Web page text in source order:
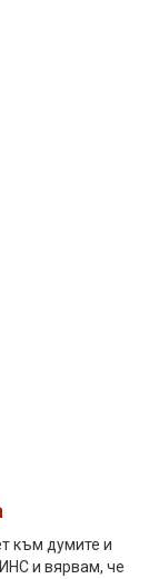
към думите и
и вярвам, че